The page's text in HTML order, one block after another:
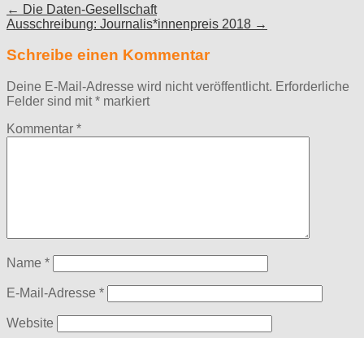
Post
navigation
← Die Daten-Gesellschaft
Ausschreibung: Journalis*innenpreis 2018 →
Schreibe einen Kommentar
Deine E-Mail-Adresse wird nicht veröffentlicht. Erforderliche
Felder sind mit* markiert
Kommentar *
Name *
E-Mail-Adresse *
Website